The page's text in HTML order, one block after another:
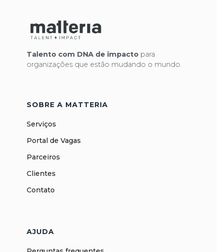
Talento com DNA de impacto para
organizações que estão mudando o mundo.
SOBRE A MATTERIA
Serviços
Portal de Vagas
Parceiros
Clientes
Contato
AJUDA